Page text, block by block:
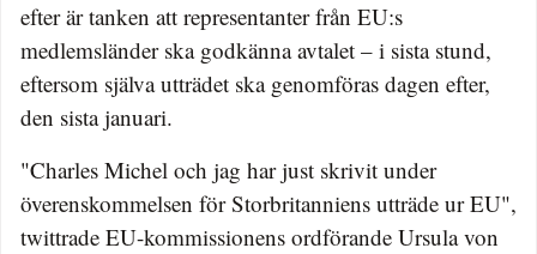
efter är tanken att representanter från EU:s
medlemsländer ska godkänna avtalet – i sista stund,
eftersom själva utträdet ska genomföras dagen efter,
den sista januari.
"Charles Michel och jag har just skrivit under
överenskommelsen för Storbritanniens utträde ur EU",
twittrade EU-kommissionens ordförande Ursula von